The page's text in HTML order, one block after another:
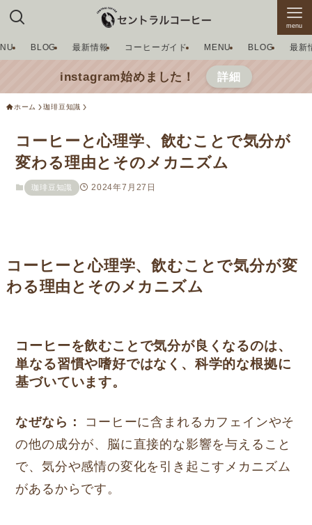
menu
BLOG 最新情報 コーヒーガイド MENU BLOG 最新
instagram始めました！ 詳細
ホーム 珈琲豆知識
コーヒーと心理学、飲むことで気分が
変わる理由とそのメカニズム
珈琲豆知識 2024年7月27日
コーヒーと心理学、飲むことで気分が変
わる理由とそのメカニズム
コーヒーを飲むことで気分が良くなるのは、
単なる習慣や嗜好ではなく、科学的な根拠に
基づいています。
なぜなら：
コーヒーに含まれるカフェインやそ
の他の成分が、脳に直接的な影響を与えること
で、気分や感情の変化を引き起こすメカニズム
があるからです。